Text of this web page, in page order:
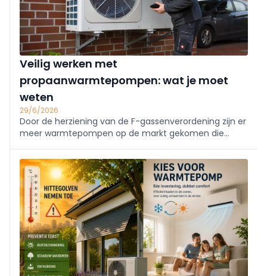
Veilig werken met
propaanwarmtepompen: wat je moet
weten
29/6/2026
Door de herziening van de F-gassenverordening zijn er
meer warmtepompen op de markt gekomen die
Een gevolg hiervan is dat er koudemiddelen gebruikt
worden met een hogere ontvlambaarheid, zodat
voorzi